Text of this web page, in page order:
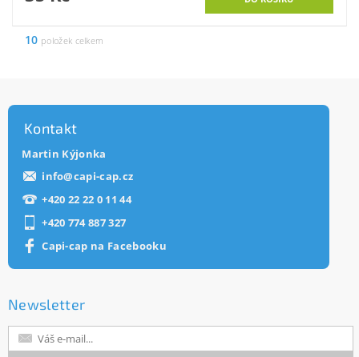
10 položek celkem
Kontakt
Martin Kýjonka
info@capi-cap.cz
+420 22 22 0 11 44
+420 774 887 327
Capi-cap na Facebooku
Newsletter